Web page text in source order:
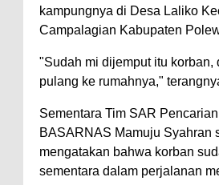
kampungnya di Desa Laliko
Campalagian Kabupaten
"Sudah mi dijemput itu korban,
pulang ke rumahnya,"
Sementara Tim SAR
BASARNAS Mamuju Syahran
mengatakan bahwa korban
sementara dalam perjalanan